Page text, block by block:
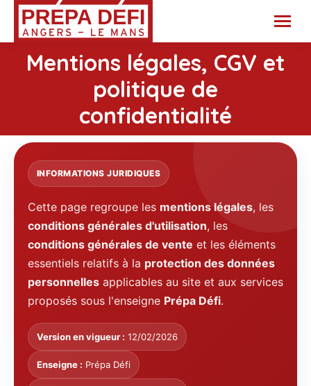
Mentions légales, CGV et
politique de
confidentialité
Vous êtes ici :
INFORMATIONS JURIDIQUES
Cette page regroupe les mentions légales, les
conditions générales d'utilisation, les
conditions générales de vente et les éléments
essentiels relatifs à la protection des données
personnelles applicables au site et aux services
proposés sous l'enseigne Prépa Défi.
Version en vigueur : 12/02/2026
Enseigne : Prépa Défi